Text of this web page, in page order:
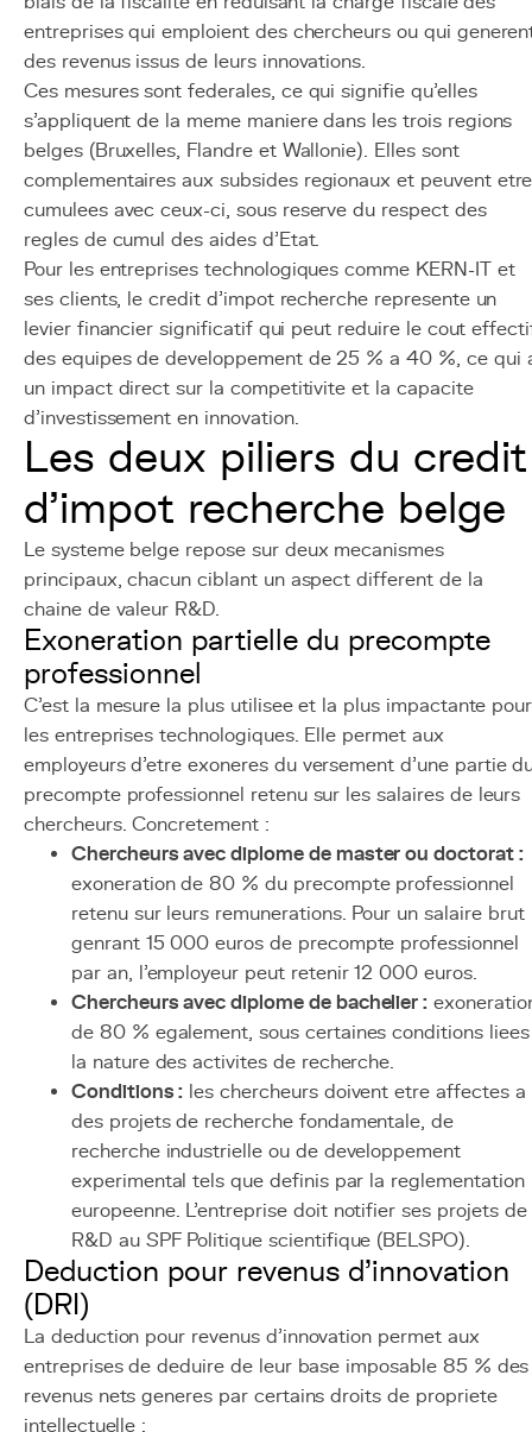
entreprises qui emploient des chercheurs ou qui
des revenus issus de leurs innovations.
Ces mesures sont federales, ce qui signifie qu'elles
s'appliquent de la meme maniere dans les trois regions
belges (Bruxelles, Flandre et Wallonie). Elles sont
complementaires aux subsides regionaux et peuvent etre
cumulees avec ceux-ci, sous reserve du respect des
regles de cumul des aides d'Etat.
Pour les entreprises technologiques comme KERN-IT et
ses clients, le credit d'impot recherche represente un
levier financier significatif qui peut reduire le cout
des equipes de developpement de 25 % a 40 %, ce qui
un impact direct sur la competitivite et la capacite
d'investissement en innovation.
Les deux piliers du credit
d'impot recherche belge
Le systeme belge repose sur deux mecanismes
principaux, chacun ciblant un aspect different de la
chaine de valeur R&D.
Exoneration partielle du precompte
professionnel
C'est la mesure la plus utilisee et la plus impactante pour
les entreprises technologiques. Elle permet aux
employeurs d'etre exoneres du versement d'une partie
precompte professionnel retenu sur les salaires de leurs
chercheurs. Concretement :
Chercheurs avec diplome de master ou doctorat :
exoneration de 80 % du precompte professionnel
retenu sur leurs remunerations. Pour un salaire brut
genrant 15 000 euros de precompte professionnel
par an, l'employeur peut retenir 12 000 euros.
Chercheurs avec diplome de bachelier :
de 80 % egalement, sous certaines conditions
la nature des activites de recherche.
Conditions : les chercheurs doivent etre affectes a
des projets de recherche fondamentale, de
recherche industrielle ou de developpement
experimental tels que definis par la reglementation
europeenne. L'entreprise doit notifier ses projets de
R&D au SPF Politique scientifique (BELSPO).
Deduction pour revenus d'innovation
(DRI)
La deduction pour revenus d'innovation permet aux
entreprises de deduire de leur base imposable 85 % des
revenus nets generes par certains droits de propriete
intellectuelle :